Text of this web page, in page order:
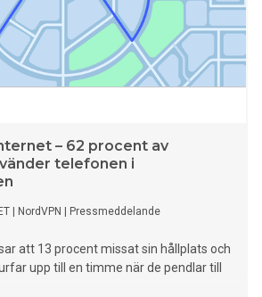
– 62 procent av
telefonen i
NordVPN Pressmeddelande
att 13 procent missat sin hållplats och
upp till en timme när de pendlar till